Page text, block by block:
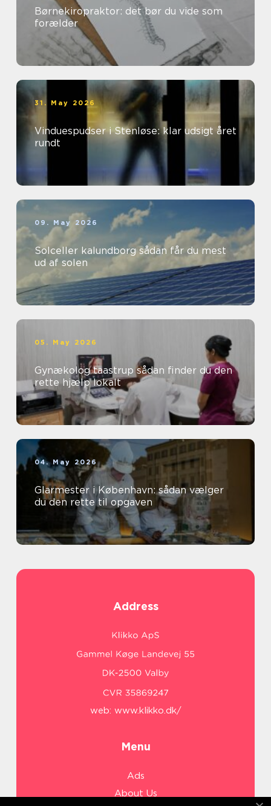
Børnekiropraktor: det bør du vide som
forælder
31. May 2026
Vinduespudser i Stenløse: klar udsigt året
rundt
09. May 2026
Solceller kalundborg sådan får du mest
ud af solen
05. May 2026
Gynækolog taastrup sådan finder du den
rette hjælp lokalt
04. May 2026
Glarmester i København: sådan vælger
du den rette til opgaven
Address
web: www.klikko.dk/
Menu
Ads
About Us